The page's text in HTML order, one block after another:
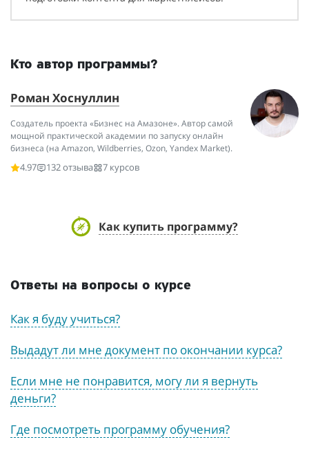
Кто автор программы?
Роман Хоснуллин
Создатель проекта «Бизнес на Амазоне». Автор самой
мощной практической академии по запуску онлайн
бизнеса (на Amazon, Wildberries, Ozon, Yandex Market).
4.97
132 отзыва 7 курсов
Как купить программу?
Ответы на вопросы о курсе
Как я буду учиться?
Выдадут ли мне документ по окончании курса?
Если мне не понравится, могу ли я вернуть
деньги?
Где посмотреть программу обучения?